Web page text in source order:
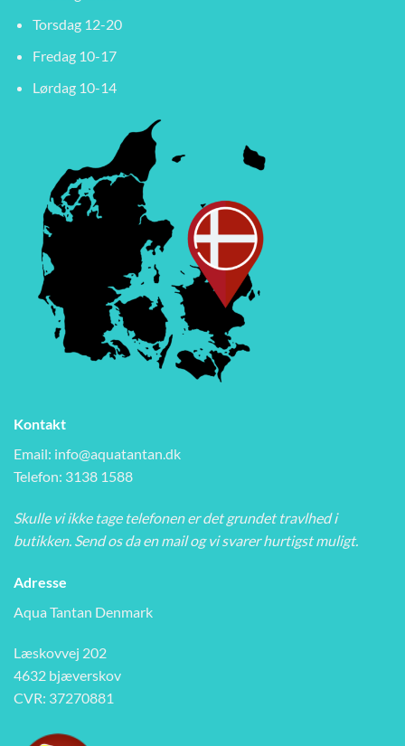
Torsdag 12-20
Fredag 10-17
Lørdag 10-14
Kontakt
Email: info@aquatantan.dk
Telefon: 3138 1588
Skulle vi ikke tage telefonen er det grundet travlhed i
butikken. Send os da en mail og vi svarer hurtigst muligt.
Adresse
Aqua Tantan Denmark
Læskovvej 202
4632 bjæverskov
CVR: 37270881